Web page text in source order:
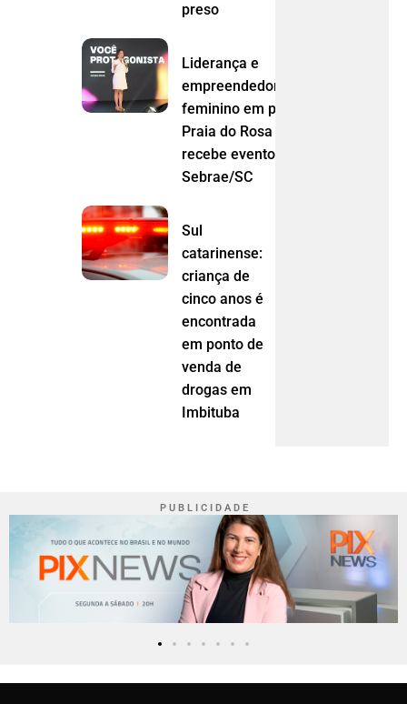
preso
Liderança e
empreendedorismo
feminino em pauta:
Praia do Rosa
recebe evento do
Sebrae/SC
Sul
catarinense:
criança de
cinco anos é
encontrada
em ponto de
venda de
drogas em
Imbituba
P U B L I C I D A D E